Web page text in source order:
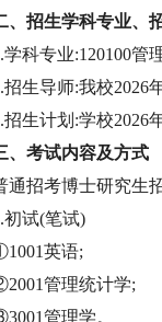
、招生学科专业、
学科专业:120100管
招生导师:我校2026
招生计划:学校2026
、考试内容及方式
通招考博士研究生
初试(笔试)
1001英语;
2001管理统计学;
3001管理学。